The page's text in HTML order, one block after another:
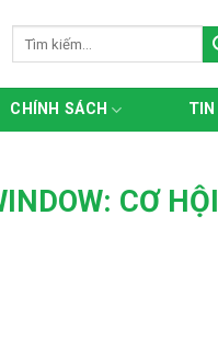
CHÍNH SÁCH
CƠ